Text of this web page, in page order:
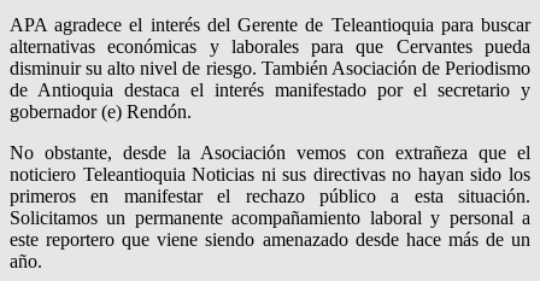
APA agradece el interés del Gerente de Teleantioquia para buscar
alternativas económicas y laborales para que Cervantes pueda
disminuir su alto nivel de riesgo. También Asociación de Periodismo
de Antioquia destaca el interés manifestado por el secretario y
gobernador (e) Rendón.
No obstante, desde la Asociación vemos con extrañeza que el
noticiero Teleantioquia Noticias ni sus directivas no hayan sido los
primeros en manifestar el rechazo público a esta situación.
Solicitamos un permanente acompañamiento laboral y personal a
este reportero que viene siendo amenazado desde hace más de un
año.